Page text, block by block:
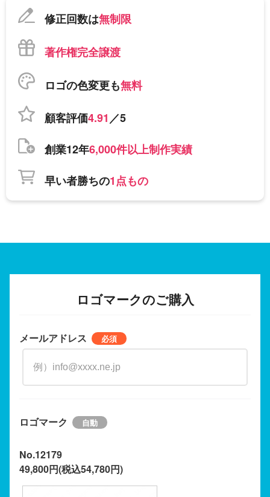
修正回数は無制限
著作権完全譲渡
ロゴの色変更も無料
顧客評価4.91／5
創業12年6,000件以上制作実績
早い者勝ちの1点もの
ロゴマークのご購入
メールアドレス
ロゴマーク
No.12179
49,800円(税込54,780円)